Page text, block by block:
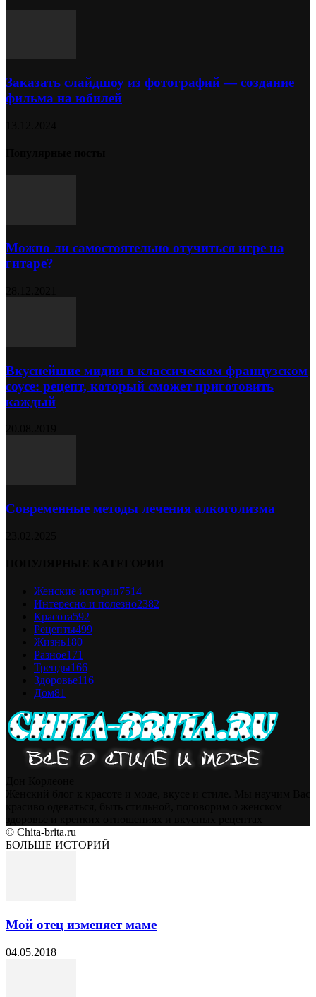
Заказать слайдшоу из фотографий — создание
фильма на юбилей
Можно ли самостоятельно отучиться игре на
гитаре?
Вкуснейшие мидии в классическом французском
соусе: рецепт, который сможет приготовить
каждый
Современные методы лечения алкоголизма
Женские истории7514
Интересно и полезно2382
Красота592
Рецепты499
Жизнь180
Разное171
Тренды166
Здоровье116
Дом81
© Chita-brita.ru
БОЛЬШЕ ИСТОРИЙ
Мой отец изменяет маме
04.05.2018